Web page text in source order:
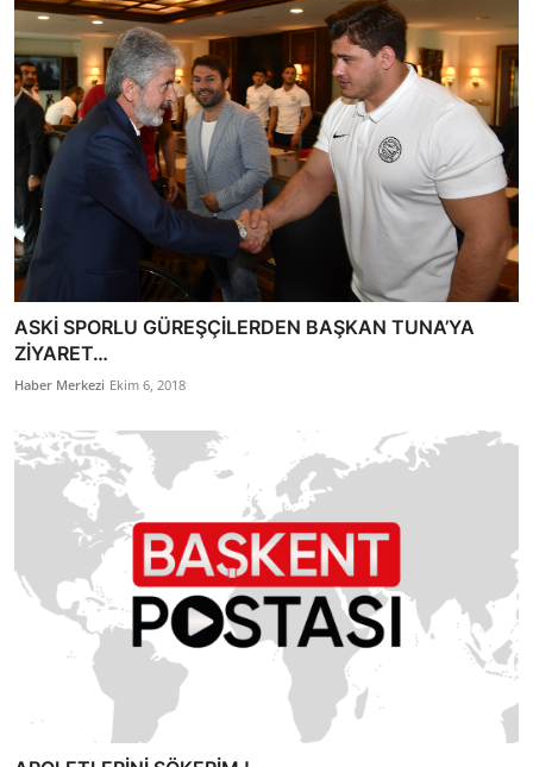
ASKİ SPORLU GÜREŞÇİLERDEN BAŞKAN TUNA’YA
ZİYARET…
Haber Merkezi Ekim 6, 2018